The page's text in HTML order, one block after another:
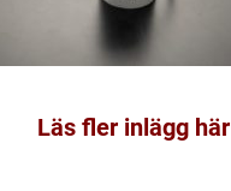
Läs fler inlägg här